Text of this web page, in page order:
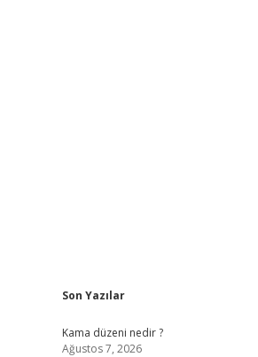
Sidebar
Son Yazılar
Kama düzeni nedir ?
Ağustos 7, 2026
betciBetexper giriş adresi